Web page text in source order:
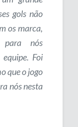
gols não
os marca,
para nós
Foi
que o jogo
nós nesta